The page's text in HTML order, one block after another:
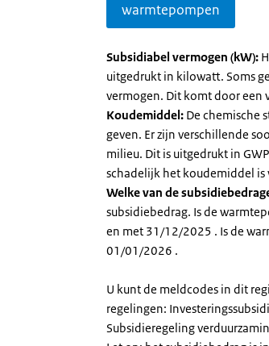
warmtepompen
Subsidiabel vermogen (kW):
uitgedrukt in kilowatt. Soms
vermogen. Dit komt door een
Koudemiddel: De chemische
geven. Er zijn verschillende
milieu. Dit is uitgedrukt in
schadelijk het koudemiddel is
Welke van de
subsidiebedrag. Is de
en met 31/12/2025 . Is de
01/01/2026 .
U kunt de meldcodes in dit
regelingen:
Subsidieregeling